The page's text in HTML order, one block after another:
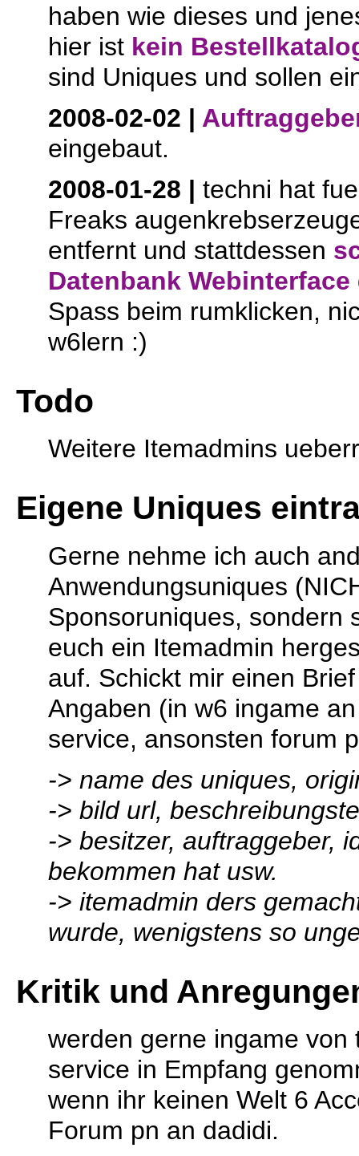
haben wie dieses und
hier ist kein
sind Uniques und sollen
2008-02-02 |
eingebaut.
2008-01-28 | techni hat
Freaks
entfernt und stattdessen
Datenbank Webinterface
Spass beim rumklicken,
w6lern :)
Todo
Weitere Itemadmins
Eigene Uniques
Gerne nehme ich auch
Anwendungsuniques
Sponsoruniques, sondern
euch ein Itemadmin
auf. Schickt mir einen
Angaben (in w6 ingame
service, ansonsten forum
-> name des uniques,
-> bild url,
-> besitzer, auftraggeber,
bekommen hat usw.
-> itemadmin ders
wurde, wenigstens so
Kritik und
werden gerne ingame von
service in Empfang
wenn ihr keinen Welt 6
Forum pn an dadidi.